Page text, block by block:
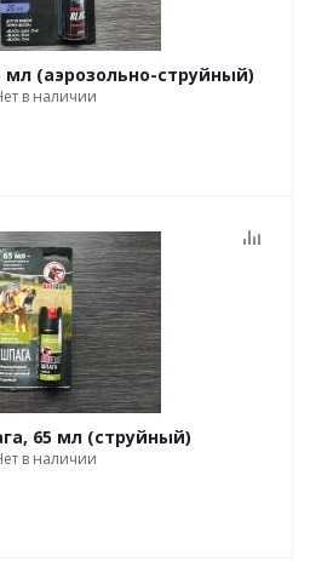
мл (аэрозольно-струйный)
в наличии
65 мл (струйный)
в наличии